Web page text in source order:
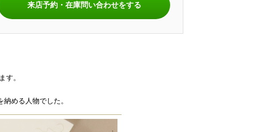
来店予約・在庫問い合わせをする
す。
める人物でした。